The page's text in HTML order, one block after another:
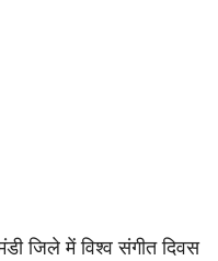
जिले में विश्व संगीत दिवस